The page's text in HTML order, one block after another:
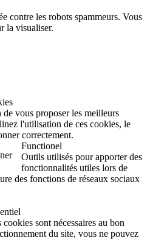
contre les robots spammeurs. Vous
la visualiser.
vous proposer les meilleurs
l'utilisation de ces cookies, le
correctement.
Functionel
Outils utilisés pour apporter des
fonctionnalités utiles lors de
des fonctions de réseaux sociaux
cookies sont nécessaires au bon
du site, vous ne pouvez